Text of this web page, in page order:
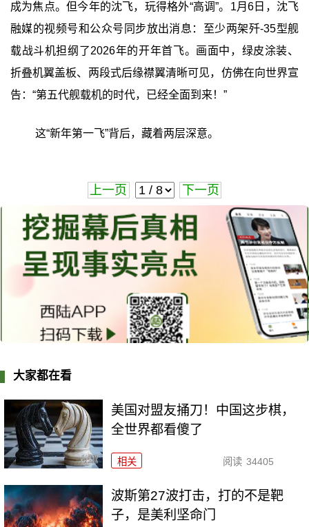
成为焦点。但今年的沈飞，玩得格外“高调”。1月6日，沈飞
融媒的视频号和公众号同步放出消息：至少两架歼-35型舰
载战斗机担纲了2026年的开年首飞。画面中，绿皮涂装、
折叠机翼盖板、两段式后缘襟翼清晰可见，仿佛在向世界宣
告：“第五代舰载机的时代，已经全面到来！”
这“新年第一飞”背后，藏着两层深意。
上一页 下一页
大家都在看
美国对盟友捅刀！中国这步棋，
全世界都看傻了
相关 阅读 34405
波斯第27波打击，打的不是靶
子，是美利坚命门